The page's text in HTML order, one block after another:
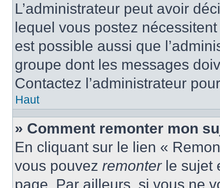
L’administrateur peut avoir
lequel vous postez
est possible aussi que
groupe dont les messages
Contactez l’administrateur
Haut
» Comment remonter mon
En cliquant sur le lien «
vous pouvez remonterle sujet
page. Par ailleurs, si vous ne